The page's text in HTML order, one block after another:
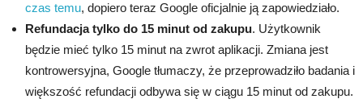
czas temu, dopiero teraz Google oficjalnie ją zapowiedziało.
Refundacja tylko do 15 minut od zakupu. Użytkownik
będzie mieć tylko 15 minut na zwrot aplikacji. Zmiana jest
kontrowersyjna, Google tłumaczy, że przeprowadziło badania i
większość refundacji odbywa się w ciągu 15 minut od zakupu.